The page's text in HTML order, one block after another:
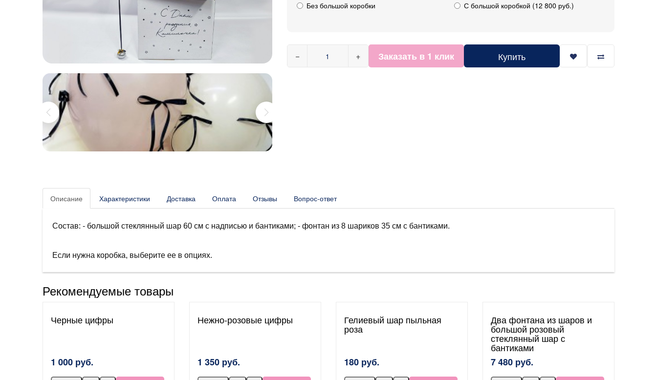
Без большой коробки
С большой коробкой (12 800 руб.)
− + Заказать в 1 клик Купить
Описание Характеристики Доставка Оплата Отзывы Вопрос-ответ
Состав: - большой стеклянный шар 60 см с надписью и бантиками; - фонтан из 8 шариков 35 см с бантиками.
Если нужна коробка, выберите ее в опциях.
Рекомендуемые товары
Черные цифры
1 000 руб.
Нежно-розовые цифры
1 350 руб.
Гелиевый шар пыльная
роза
180 руб.
Два фонтана из шаров и
большой розовый
стеклянный шар с
бантиками
7 480 руб.